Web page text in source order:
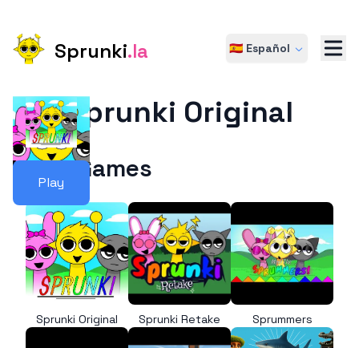
Sprunki.la 🇪🇸 Español
Play
Sprunki Original
More Games
Sprunki Original Sprunki Retake Sprummers